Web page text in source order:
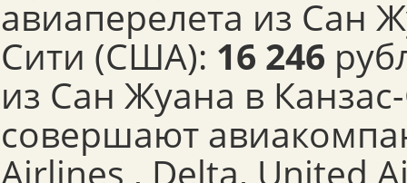
авиаперелета из Сан
Сити (США): 16 246
из Сан Жуана в
совершают
Airlines , Delta, United